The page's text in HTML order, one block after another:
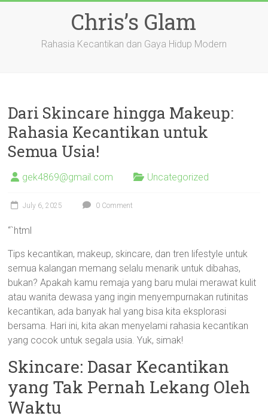
Chris’s Glam
Rahasia Kecantikan dan Gaya Hidup Modern
Dari Skincare hingga Makeup:
Rahasia Kecantikan untuk
Semua Usia!
gek4869@gmail.com Uncategorized
July 6, 2025 0 Comment
“`html
Tips kecantikan, makeup, skincare, dan tren lifestyle untuk
semua kalangan memang selalu menarik untuk dibahas,
bukan? Apakah kamu remaja yang baru mulai merawat kulit
atau wanita dewasa yang ingin menyempurnakan rutinitas
kecantikan, ada banyak hal yang bisa kita eksplorasi
bersama. Hari ini, kita akan menyelami rahasia kecantikan
yang cocok untuk segala usia. Yuk, simak!
Skincare: Dasar Kecantikan
yang Tak Pernah Lekang Oleh
Waktu